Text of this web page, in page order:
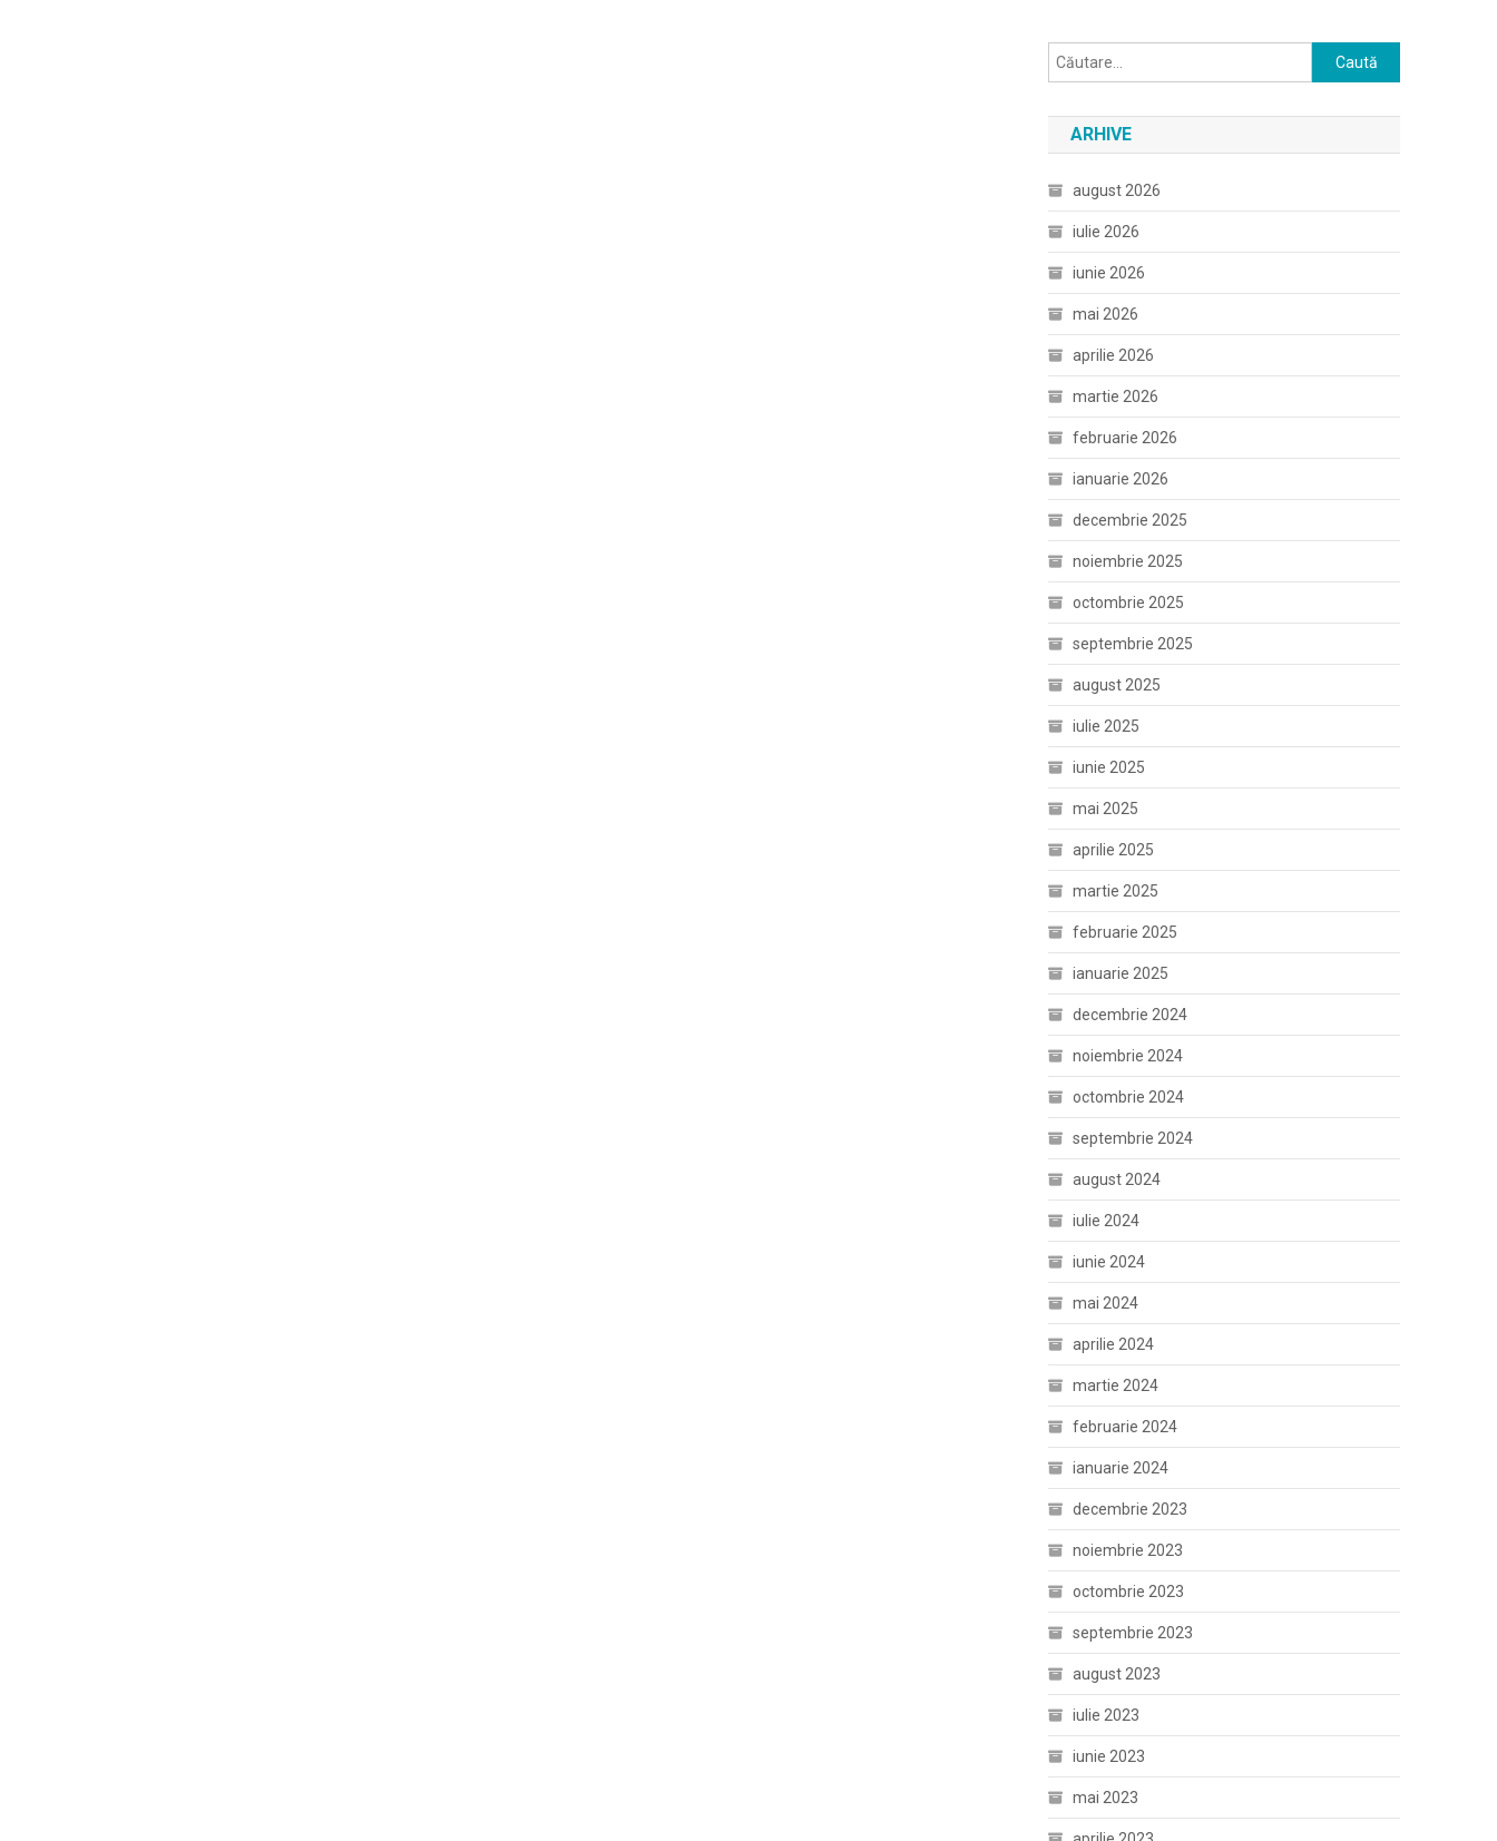
Caută
după:
ARHIVE
august 2026
iulie 2026
iunie 2026
mai 2026
aprilie 2026
martie 2026
februarie 2026
ianuarie 2026
decembrie 2025
noiembrie 2025
octombrie 2025
septembrie 2025
august 2025
iulie 2025
iunie 2025
mai 2025
aprilie 2025
martie 2025
februarie 2025
ianuarie 2025
decembrie 2024
noiembrie 2024
octombrie 2024
septembrie 2024
august 2024
iulie 2024
iunie 2024
mai 2024
aprilie 2024
martie 2024
februarie 2024
ianuarie 2024
decembrie 2023
noiembrie 2023
octombrie 2023
septembrie 2023
august 2023
iulie 2023
iunie 2023
mai 2023